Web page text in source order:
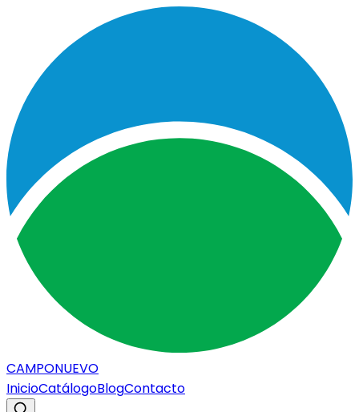
CAMPONUEVO
InicioCatálogoBlogContacto